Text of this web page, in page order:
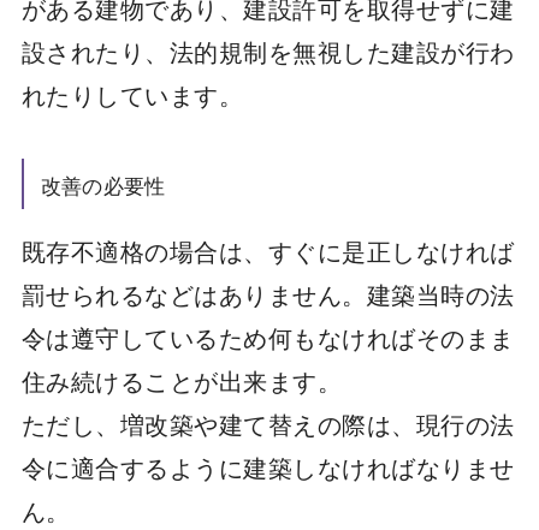
がある建物であり、建設許可を取得せずに建
設されたり、法的規制を無視した建設が行わ
れたりしています。
改善の必要性
既存不適格の場合は、すぐに是正しなければ
罰せられるなどはありません。建築当時の法
令は遵守しているため何もなければそのまま
住み続けることが出来ます。
ただし、増改築や建て替えの際は、現行の法
令に適合するように建築しなければなりませ
ん。